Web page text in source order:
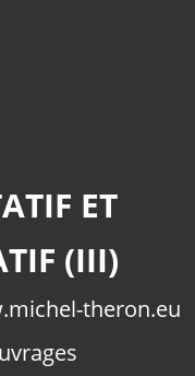
ET
(III)
theron.eu